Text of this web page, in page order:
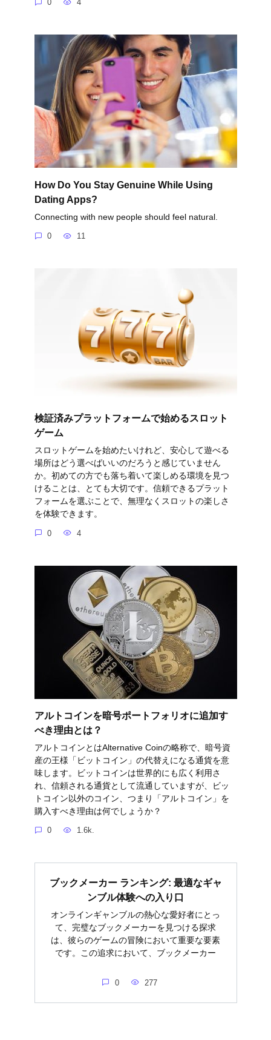
0 4
How Do You Stay Genuine While Using
Dating Apps?
Connecting with new people should feel natural.
0 11
検証済みプラットフォームで始めるスロット
ゲーム
スロットゲームを始めたいけれど、安心して遊べる
場所はどう選べばいいのだろうと感じていません
か。初めての方でも落ち着いて楽しめる環境を見つ
けることは、とても大切です。信頼できるプラット
フォームを選ぶことで、無理なくスロットの楽しさ
を体験できます。
0 4
アルトコインを暗号ポートフォリオに追加す
べき理由とは？
アルトコインとはAlternative Coinの略称で、暗号資
産の王様「ビットコイン」の代替えになる通貨を意
味します。ビットコインは世界的にも広く利用さ
れ、信頼される通貨として流通していますが、ビッ
トコイン以外のコイン、つまり「アルトコイン」を
購入すべき理由は何でしょうか？
0 1.6k.
ブックメーカー ランキング: 最適なギャ
ンブル体験への入り口
オンラインギャンブルの熱心な愛好者にとっ
て、完璧なブックメーカーを見つける探求
は、彼らのゲームの冒険において重要な要素
です。この追求において、ブックメーカー
0 277